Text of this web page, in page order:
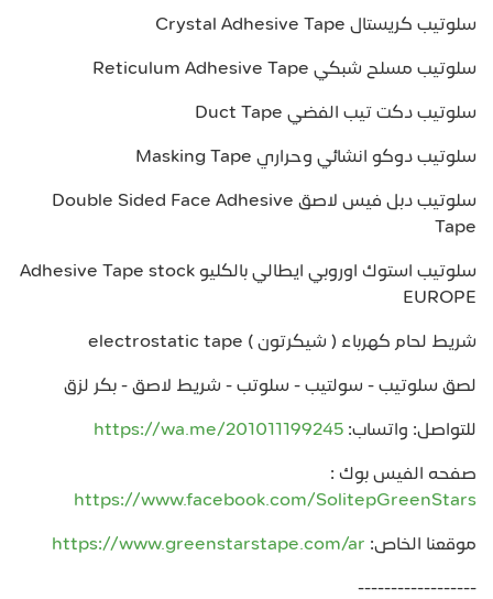
سلوتيب كريستال Crystal Adhesive Tape
سلوتيب مسلح شبكي Reticulum Adhesive Tape
سلوتيب دكت تيب الفضي Duct Tape
سلوتيب دوكو انشائي وحراري Masking Tape
سلوتيب دبل فيس لاصق Double Sided Face Adhesive
Tape
سلوتيب استوك اوروبي ايطالي بالكليو Adhesive Tape stock
EUROPE
شريط لحام كهرباء ( شيكرتون ) electrostatic tape
لصق سلوتيب - سولتيب - سلوتب - شريط لاصق - بكر لزق
للتواصل: واتساب: https://wa.me/201011199245
صفحه الفيس بوك :
https://www.facebook.com/SolitepGreenStars
موقعنا الخاص: https://www.greenstarstape.com/ar
------------------